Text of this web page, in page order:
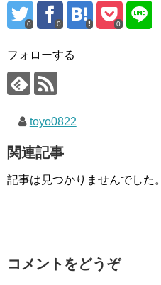
0 0 0
フォローする
toyo0822
関連記事
記事は見つかりませんでした。
コメントをどうぞ